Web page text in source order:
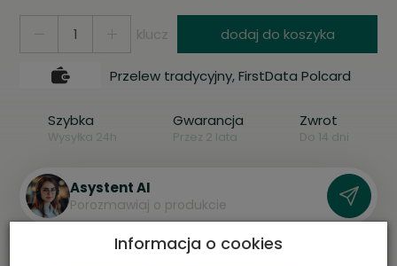
klucz dodaj do koszyka
Przelew tradycyjny, FirstData Polcard
Szybka
Wysyłka 24h
Gwarancja
Przez 2 lata
Zwrot
Do 14 dni
Asystent AI
Porozmawiaj o produkcie
Informacja o cookies